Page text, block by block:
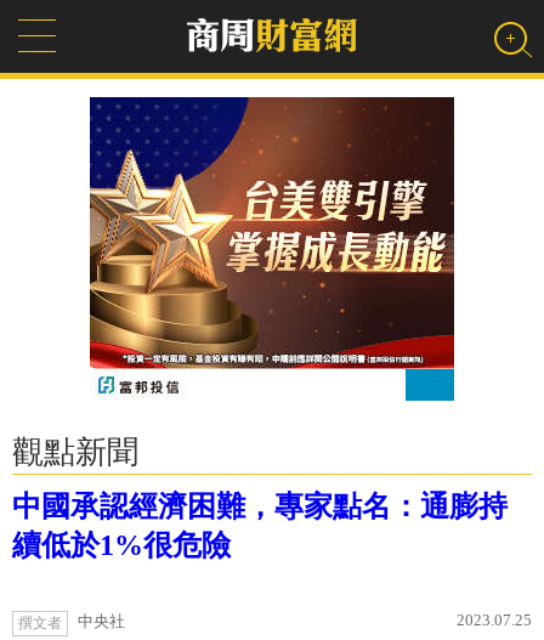
觀點新聞
中國承認經濟困難，專家點名：通膨持
續低於1%很危險
撰文者 中央社 2023.07.25